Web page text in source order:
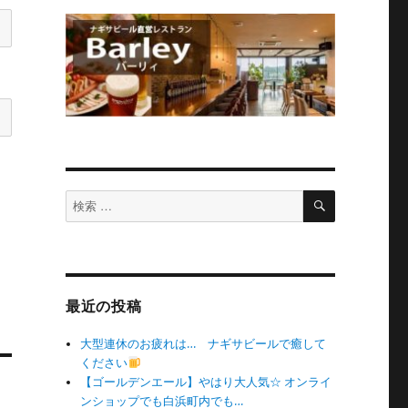
検
索
検
最近の投稿
大型連休のお疲れは… ナギサビールで癒して
ください
【ゴールデンエール】やはり大人気☆ オンライ
ンショップでも白浜町内でも…